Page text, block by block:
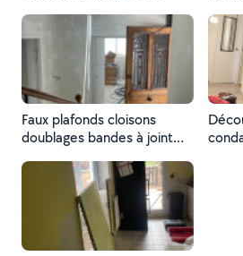
anciens ouvertures pose
des portes en bois
Faux plafonds cloisons
doublages bandes à joint